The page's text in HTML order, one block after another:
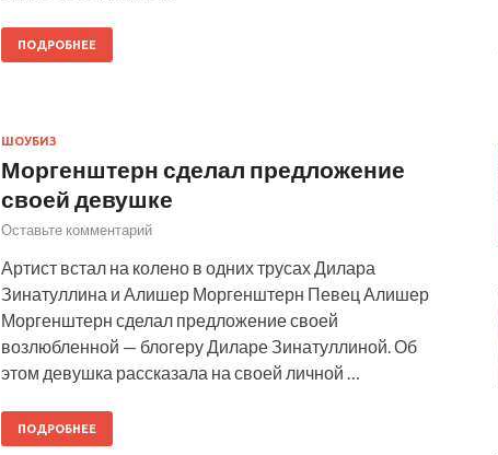
ПОДРОБНЕЕ
ШОУБИЗ
Моргенштерн сделал предложение
своей девушке
Оставьте комментарий
Артист встал на колено в одних трусах Дилара
Зинатуллина и Алишер Моргенштерн Певец Алишер
Моргенштерн сделал предложение своей
возлюбленной — блогеру Диларе Зинатуллиной. Об
этом девушка рассказала на своей личной …
ПОДРОБНЕЕ